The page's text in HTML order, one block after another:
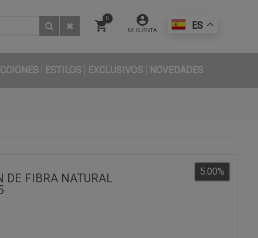
ES
MI CUENTA
0
ESTILOS EXCLUSIVOS NOVEDADES
DE FIBRA NATURAL
5.00%